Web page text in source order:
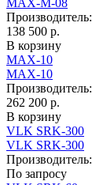
MAX-M-08
Производитель:
138 500 р.
В корзину
MAX-10
MAX-10
Производитель:
262 200 р.
В корзину
VLK SRK-300
VLK SRK-300
Производитель:
По запросу